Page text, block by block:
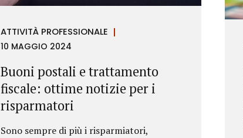
particolare: alla recente normativa della
Package), tra cui il Regolamento
Antiriciclaggio e la Direttiva AML;
all’AMLA, ovvero alla nuova Autorità
europea che inizierà...
ATTIVITÀ PROFESSIONALE
10 MAGGIO 2024
Buoni postali e trattamento
fiscale: ottime notizie per i
risparmatori
Sono sempre di più i risparmiatori,